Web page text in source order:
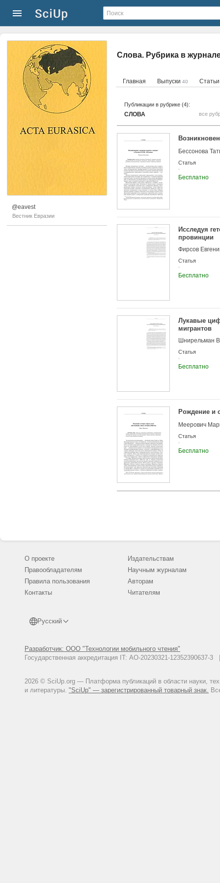
@eavest
Вестник Евразии
Слова. Рубрика в
Главная Выпуски 40
Публикации в рубрике (4):
СЛОВА все
Бессонова
Статья
Бесплатно
Исследуя
провинции
Фирсов
Статья
Бесплатно
Лукавые
мигрантов
Шнирельман
Статья
Бесплатно
Рождение и
Меерович
Статья
Бесплатно
О проекте
Правообладателям
Правила пользования
Контакты
Русский
Разработчик: ООО "Технологии мобильного чтения"
Государственная аккредитация IT: АО-20230321-
2026 © SciUp.org — Платформа публикаций в области науки,
и литературы. "SciUp" — зарегистрированный товарный знак.
Издательствам
Научным журналам
Авторам
Читателям